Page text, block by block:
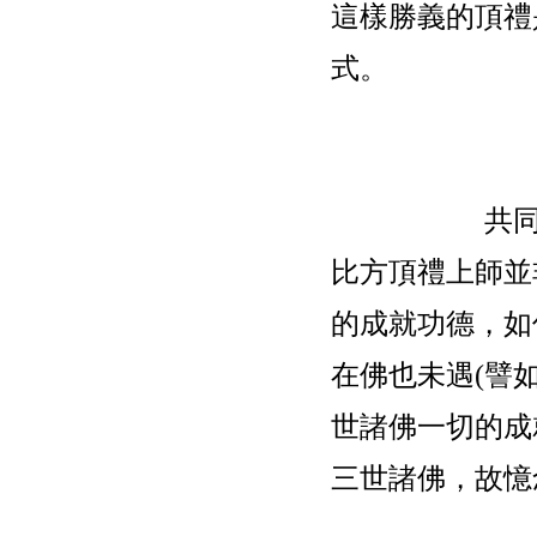
這樣勝義的頂
式。
共
比方頂禮上師
的成就功德，
在佛也未遇(譬
世諸佛一切的
三世諸佛，故